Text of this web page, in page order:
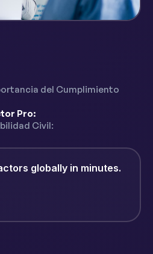
del Cumplimiento
Pro:
Civil:
globally in minutes.